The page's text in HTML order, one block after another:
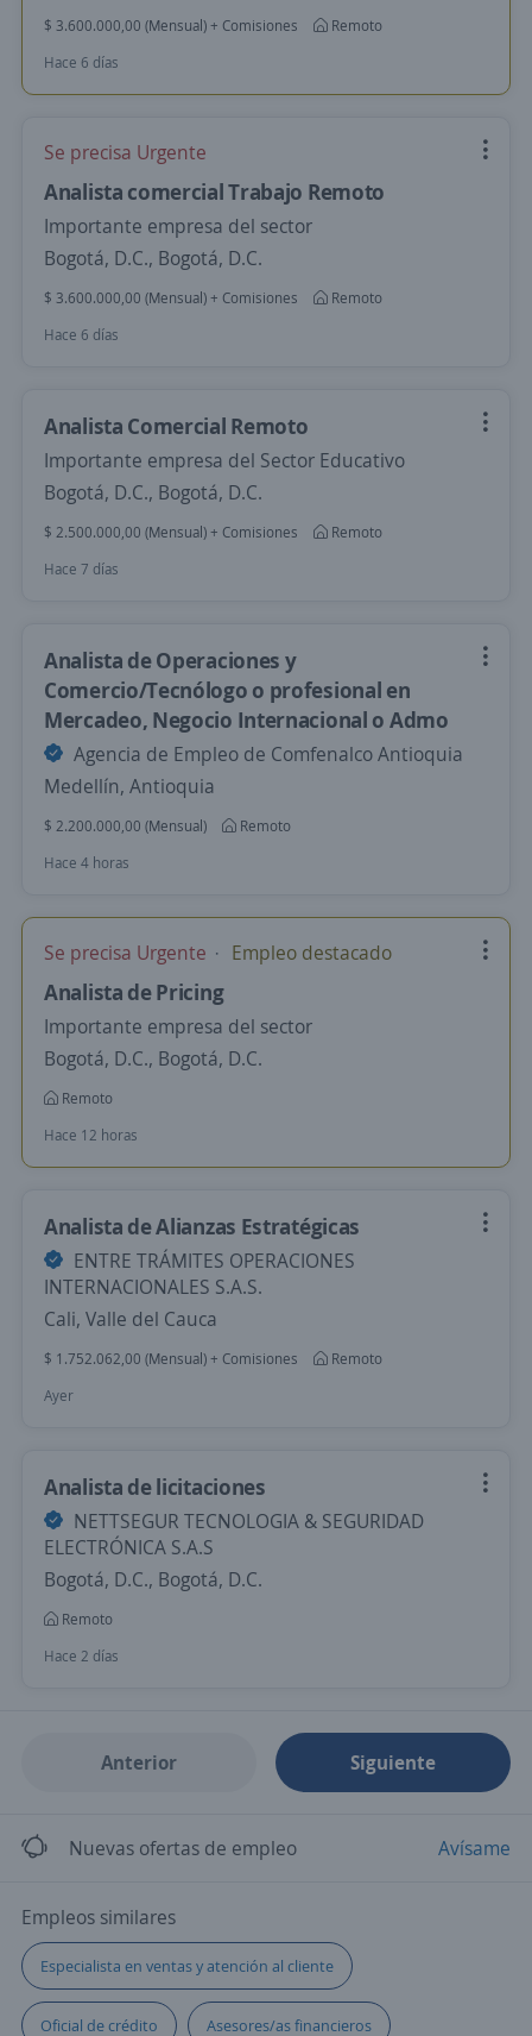
$ 3.600.000,00 (Mensual) + Comisiones
Remoto
Hace 6 días
Se precisa Urgente
Analista comercial Trabajo Remoto
Importante empresa del sector
Bogotá, D.C., Bogotá, D.C.
$ 3.600.000,00 (Mensual) + Comisiones
Remoto
Hace 6 días
Analista Comercial Remoto
Importante empresa del Sector Educativo
Bogotá, D.C., Bogotá, D.C.
$ 2.500.000,00 (Mensual) + Comisiones
Remoto
Hace 7 días
Analista de Operaciones y
Comercio/Tecnólogo o profesional en
Mercadeo, Negocio Internacional o Admo
Agencia de Empleo de Comfenalco Antioquia
Medellín, Antioquia
$ 2.200.000,00 (Mensual)
Remoto
Hace 4 horas
Se precisa Urgente Empleo destacado
Analista de Pricing
Importante empresa del sector
Bogotá, D.C., Bogotá, D.C.
Remoto
Hace 12 horas
Analista de Alianzas Estratégicas
ENTRE TRÁMITES OPERACIONES
INTERNACIONALES S.A.S.
Cali, Valle del Cauca
$ 1.752.062,00 (Mensual) + Comisiones
Remoto
Ayer
Analista de licitaciones
NETTSEGUR TECNOLOGIA & SEGURIDAD
ELECTRÓNICA S.A.S
Bogotá, D.C., Bogotá, D.C.
Remoto
Hace 2 días
Anterior Siguiente
Nuevas ofertas de empleo Avísame
Empleos similares
Especialista en ventas y atención al cliente
Oficial de crédito Asesores/as financieros